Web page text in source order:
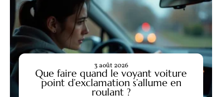
Que faire quand le voyant voiture
point d’exclamation s’allume en
roulant ?
3 août 2026